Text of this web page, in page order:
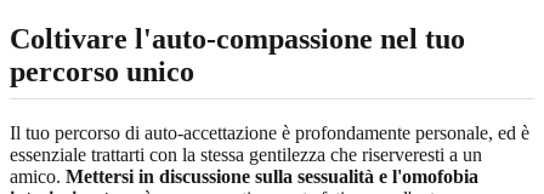
Coltivare l'auto-compassione nel tuo
percorso unico
Il tuo percorso di auto-accettazione è profondamente personale, ed è
essenziale trattarti con la stessa gentilezza che riserveresti a un
amico. Mettersi in discussione sulla sessualità e l'omofobia